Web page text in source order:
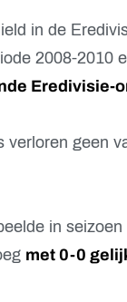
in de
2008-2010
Eredivisie-
verloren geen
in
met 0-0